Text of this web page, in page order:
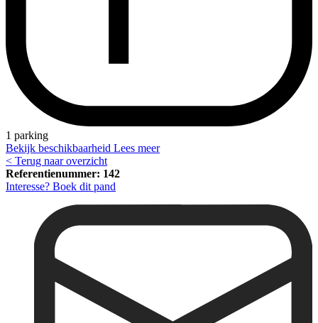
1 parking
Bekijk beschikbaarheid Lees meer
< Terug naar overzicht
Referentienummer: 142
Interesse? Boek dit pand